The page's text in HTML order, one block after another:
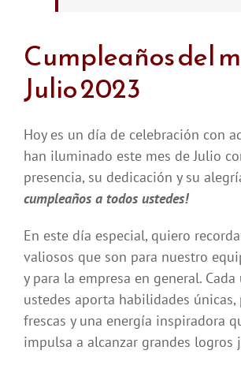
Cumpleaños del
Julio 2023
Hoy es un día de celebración con
han iluminado este mes de Julio
presencia, su dedicación y su
cumpleaños a todos ustedes!
En este día especial, quiero
valiosos que son para nuestro
y para la empresa en general.
ustedes aporta habilidades únicas,
frescas y una energía inspiradora
impulsa a alcanzar grandes logros